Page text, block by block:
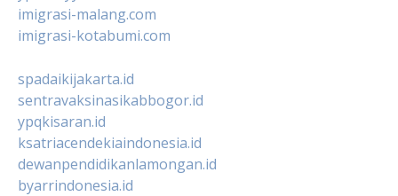
imigrasi-malang.com
imigrasi-kotabumi.com
spadaikijakarta.id
sentravaksinasikabbogor.id
ypqkisaran.id
ksatriacendekiaindonesia.id
dewanpendidikanlamongan.id
byarrindonesia.id